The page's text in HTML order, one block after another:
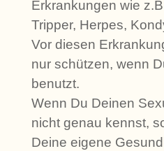
Erkrankungen wie
Tripper, Herpes,
Vor diesen
nur schützen, wenn
benutzt.
Wenn Du Deinen
nicht genau kennst,
Deine eigene